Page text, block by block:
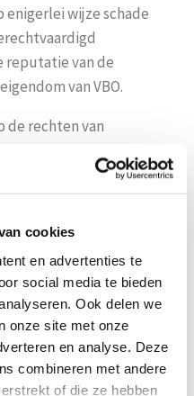
cookies
en advertenties te
social media te bieden
Ook delen we
onze site met onze
en analyse. Deze
combineren met andere
of die ze hebben
enigerlei wijze schade
van de
van VBO.
de rechten van
zich het recht voor om
schade op u te
vrijwaring
de inhoud van de
die op enigerlei wijze
verbonden,
hyper(text)link(s)